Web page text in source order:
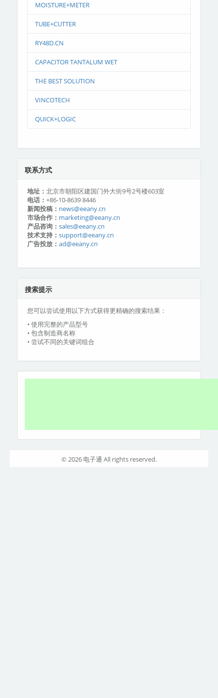
MOISTURE+METER
TUBE+CUTTER
RY48D.CN
CAPACITOR TANTALUM WET
THE BEST SOLUTION
VINCOTECH
QUICK+LOGIC
联系方式
地址： 北京市朝阳区建国门外大街9号2号楼603室
电话： +86-10-8639 8446
新闻投稿： news@eeany.cn
市场合作： marketing@eeany.cn
产品咨询： sales@eeany.cn
技术支持： support@eeany.cn
广告投放： ad@eeany.cn
搜索提示
您可以尝试使用以下方式获得更精确的搜索结果：
• 使用完整的产品型号
• 包含制造商名称
• 尝试不同的关键词组合
© 2026 电子通 All rights reserved.